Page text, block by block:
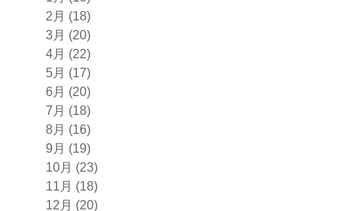
2月 (18)
3月 (20)
4月 (22)
5月 (17)
6月 (20)
7月 (18)
8月 (16)
9月 (19)
10月 (23)
11月 (18)
12月 (20)